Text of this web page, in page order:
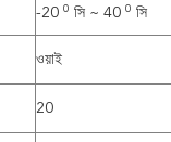
-20 0 সি ~ 40 0 সি
ওয়াই
20